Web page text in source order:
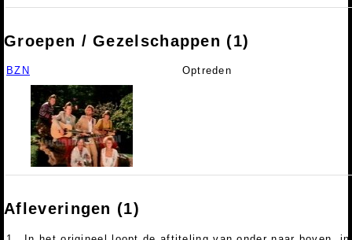
Groepen / Gezelschappen (1)
BZN Optreden
Afleveringen (1)